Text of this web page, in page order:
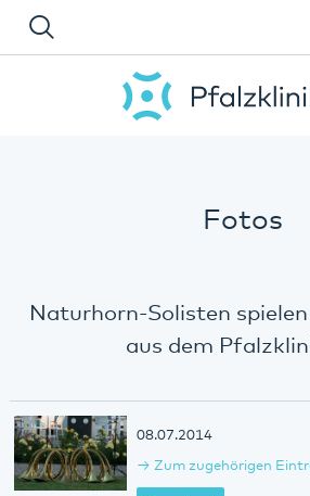
Fotos
Naturhorn-Solisten
aus dem
08.07.2014
Zum zugehörigen